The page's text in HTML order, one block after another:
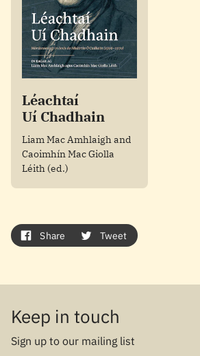
Léachtaí
Uí Chadhain
Liam Mac Amhlaigh and
Caoimhín Mac Giolla
Léith (ed.)
Share Tweet
Keep in touch
Sign up to our mailing list